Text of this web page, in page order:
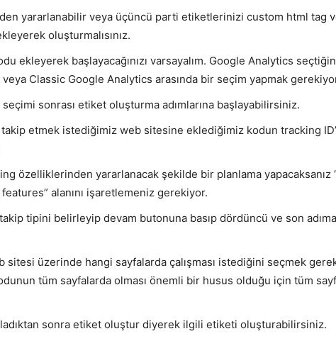
yararlanabilir veya üçüncü parti etiketlerinizi custom html tag
oluşturmalısınız.
ekleyerek başlayacağınızı varsayalım. Google Analytics
Classic Google Analytics arasında bir seçim yapmak
sonrası etiket oluşturma adımlarına başlayabilirsiniz.
takip etmek istediğimiz web sitesine eklediğimiz kodun tracking
özelliklerinden yararlanacak şekilde bir planlama yapacaksanız
alanını işaretlemeniz gerekiyor.
takip tipini belirleyip devam butonuna basıp dördüncü ve son
sitesi üzerinde hangi sayfalarda çalışması istediğini seçmek
tüm sayfalarda olması önemli bir husus olduğu için tüm
sonra etiket oluştur diyerek ilgili etiketi oluşturabilirsiniz.